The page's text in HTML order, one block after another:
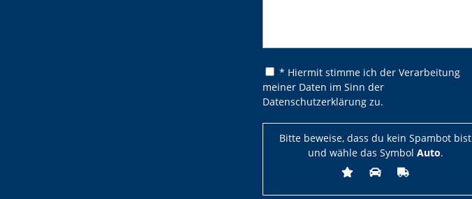
Bitte lasse dieses Feld leer.
Bitte lasse dieses Feld leer.
* Hiermit stimme ich der Verarbeitung
meiner Daten im Sinn der
Datenschutzerklärung zu.
Bitte beweise, dass du kein Spambot bist
und wähle das Symbol Auto.